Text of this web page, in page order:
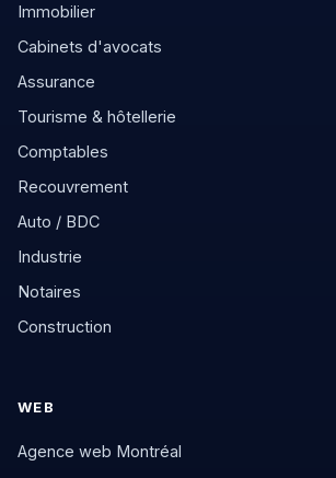
Immobilier
Cabinets d'avocats
Assurance
Tourisme & hôtellerie
Comptables
Recouvrement
Auto / BDC
Industrie
Notaires
Construction
WEB
Agence web Montréal